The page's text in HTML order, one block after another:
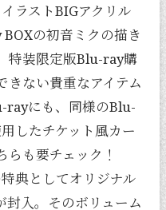
ラストBIGアクリル
の初音ミクの描き
特装限定版Blu-ray購
きない貴重なアイテム
rayにも、同様のBlu-
したチケット風カー
らも要チェック！
典としてオリジナル
封入。そのボリューム